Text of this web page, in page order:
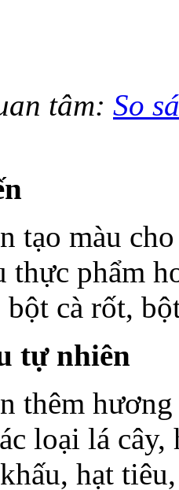
tâm: So
tạo màu
thực phẩm
cà rốt,
tự nhiên
thêm
loại lá
hạt